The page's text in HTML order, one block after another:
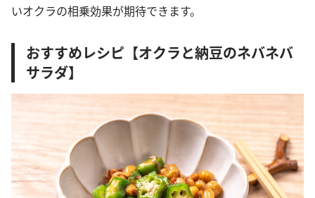
いオクラの相乗効果が期待できます。
おすすめレシピ【オクラと納豆のネバネバ
サラダ】